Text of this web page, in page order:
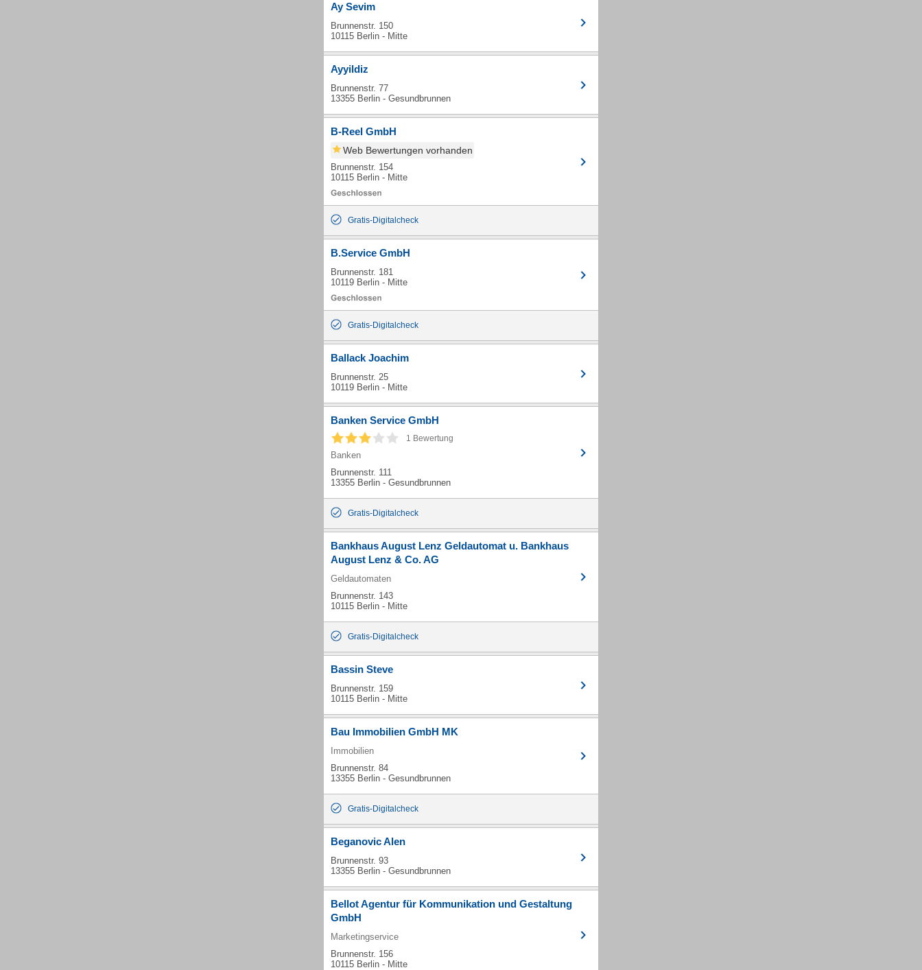
Ay Sevim
Brunnenstr. 150
10115 Berlin - Mitte
Ayyildiz
Brunnenstr. 77
13355 Berlin - Gesundbrunnen
B-Reel GmbH
Web Bewertungen vorhanden
Brunnenstr. 154
10115 Berlin - Mitte
Gratis-Digitalcheck
B.Service GmbH
Brunnenstr. 181
10119 Berlin - Mitte
Gratis-Digitalcheck
Ballack Joachim
Brunnenstr. 25
10119 Berlin - Mitte
Banken Service GmbH
1 Bewertung
Banken
Brunnenstr. 111
13355 Berlin - Gesundbrunnen
Gratis-Digitalcheck
Bankhaus August Lenz Geldautomat u. Bankhaus
August Lenz & Co. AG
Geldautomaten
Brunnenstr. 143
10115 Berlin - Mitte
Gratis-Digitalcheck
Bassin Steve
Brunnenstr. 159
10115 Berlin - Mitte
Bau Immobilien GmbH MK
Immobilien
Brunnenstr. 84
13355 Berlin - Gesundbrunnen
Gratis-Digitalcheck
Beganovic Alen
Brunnenstr. 93
13355 Berlin - Gesundbrunnen
Bellot Agentur für Kommunikation und Gestaltung
GmbH
Marketingservice
Brunnenstr. 156
10115 Berlin - Mitte